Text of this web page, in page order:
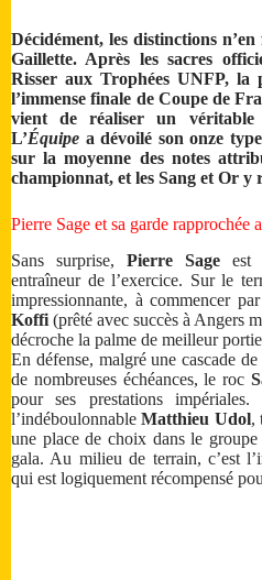
Décidément, les distinctions
Gaillette. Après les sacres
Risser aux Trophées UNFP, la
l’immense finale de Coupe de
vient de réaliser un
L’Équipe a dévoilé son onze
sur la moyenne des notes
championnat, et les Sang et Or y
Pierre Sage et sa garde rapprochée
Sans surprise, Pierre Sageest
entraîneur de l’exercice. Sur le
impressionnante, à commencer
Koffi (prêté avec succès à Angers
décroche la palme de meilleur
En défense, malgré une cascade
de nombreuses échéances, le roc
pour ses prestations
l’indéboulonnableMatthieu Udol,
une place de choix dans le
gala. Au milieu de terrain, c’est
qui est logiquement récompensé